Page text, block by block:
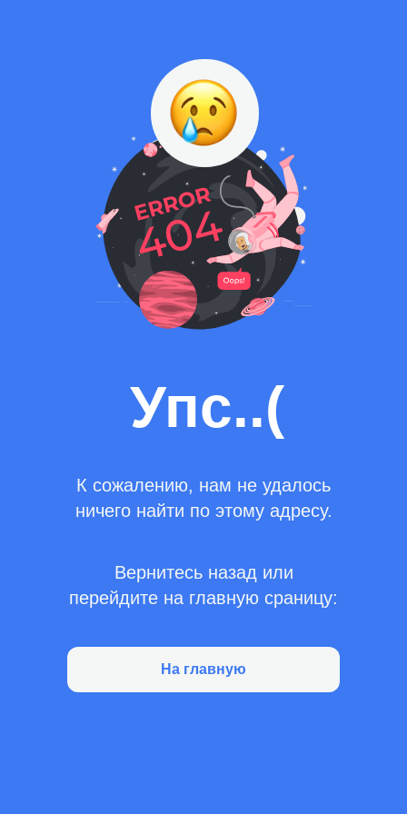
Упс..(
К сожалению, нам не удалось
ничего найти по этому адресу.
Вернитесь назад или
перейдите на главную сраницу:
На главную